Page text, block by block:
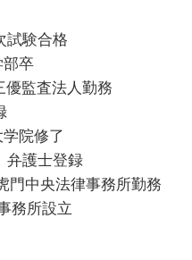
試験合格
卒
監査法人勤務
院修了
弁護士登録
門中央法律事務所勤務
務所設立